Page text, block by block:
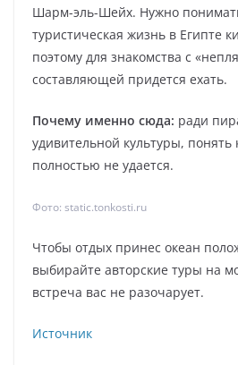
Шарм-эль-Шейх. Нужно
туристическая жизнь в Египте
поэтому для знакомства с
составляющей придется ехать.
Почему именно сюда: ради
удивительной культуры, понять
полностью не удается.
Фото: static.tonkosti.ru
Чтобы отдых принес океан
выбирайте авторские туры на
встреча вас не разочарует.
Источник